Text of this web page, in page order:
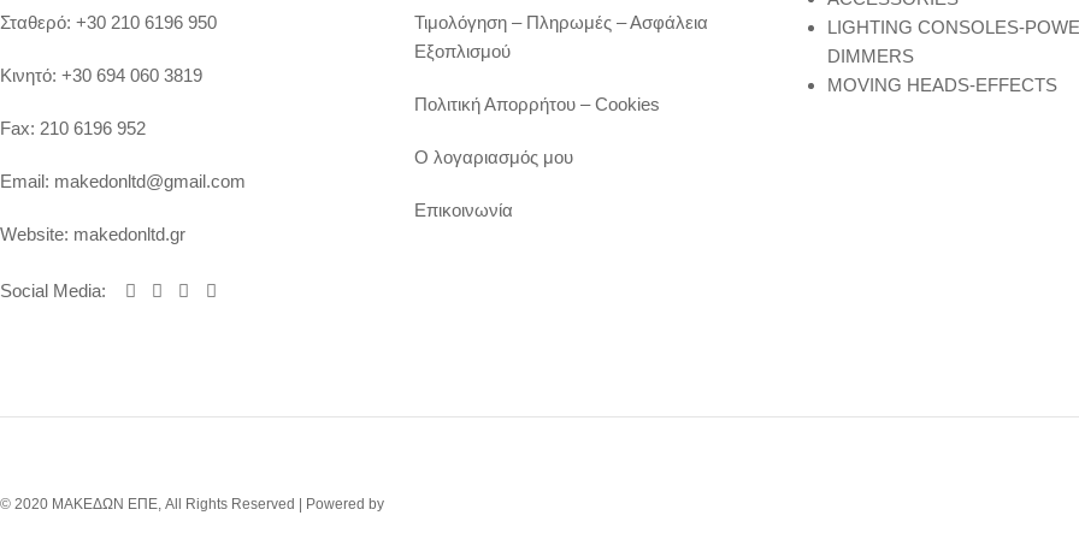
Σταθερό: +30 210 6196 950
Κινητό: +30 694 060 3819
Fax: 210 6196 952
Email: makedonltd@gmail.com
Website: makedonltd.gr
Social Media:
Τιμολόγηση – Πληρωμές – Ασφάλεια
Εξοπλισμού
Πολιτική Απορρήτου – Cookies
Ο λογαριασμός μου
Επικοινωνία
LIGHTING CONSOLES-
DIMMERS
MOVING HEADS-EFFECTS
© 2020 ΜΑΚΕΔΩΝ ΕΠΕ, All Rights Reserved | Powered by